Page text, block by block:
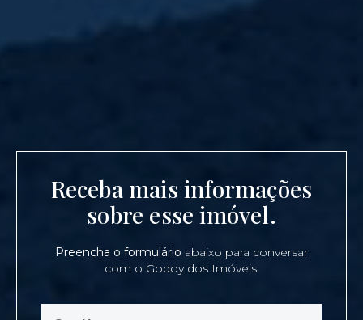
Receba mais informações
sobre esse imóvel.
Preencha o formulário abaixo para conversar
com o Godoy dos Imóveis.